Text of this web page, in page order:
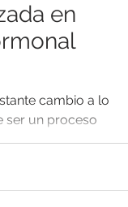
en
cambio a lo
ser un proceso